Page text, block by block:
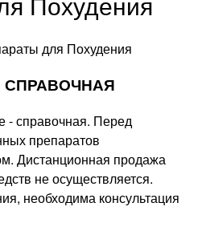
для Похудения
- справочная. Перед
препаратов
Дистанционная продажа
не осуществляется.
необходима консультация